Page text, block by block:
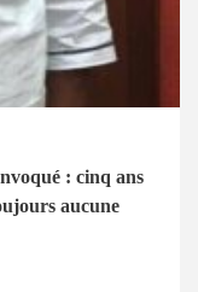
: cinq ans
aucune